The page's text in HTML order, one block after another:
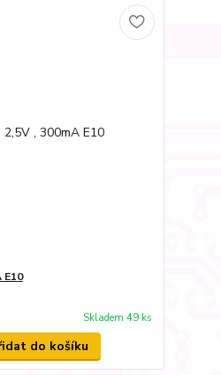
E10
Skladem 49 ks
do košíku